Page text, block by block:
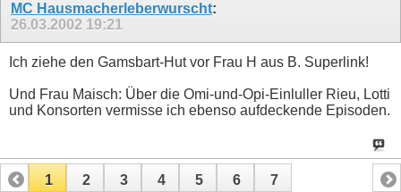
MC Hausmacherleberwurscht:
26.03.2002 19:21
Ich ziehe den Gamsbart-Hut vor Frau H aus B. Superlink!
Und Frau Maisch: Über die Omi-und-Opi-Einluller Rieu, Lotti
und Konsorten vermisse ich ebenso aufdeckende Episoden.
1 2 3 4 5 6 7